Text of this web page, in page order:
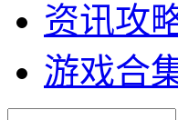
资讯攻
游戏合